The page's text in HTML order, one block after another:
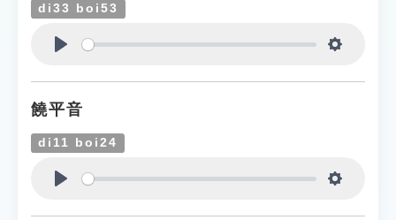
di33 boi53
饒平音
di11 boi24